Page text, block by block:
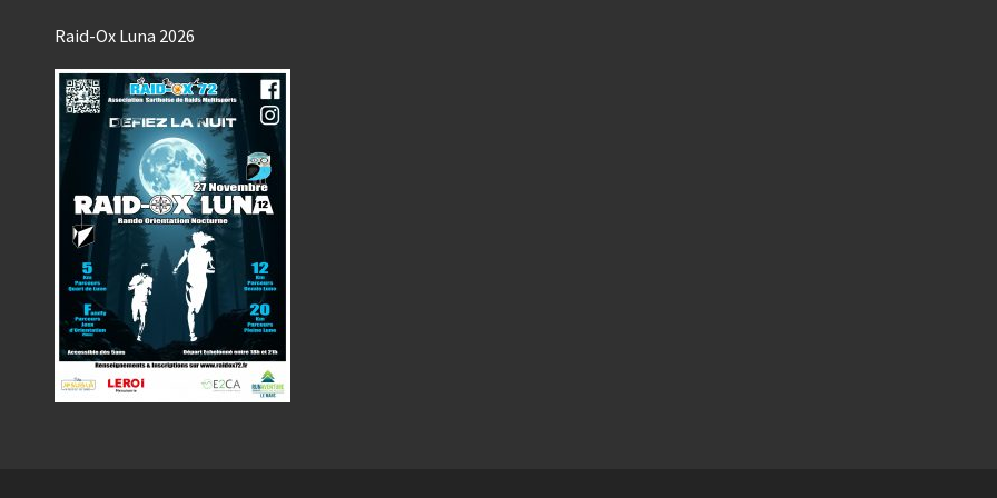
Raid-Ox Luna 2026